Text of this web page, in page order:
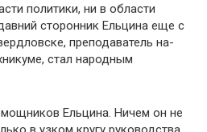
политики, ни в об­ласти
сторонник Ельцина еще с
преподаватель на­
стал народным
Ельцина. Ничем он не